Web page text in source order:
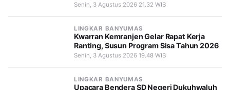
Senin, 3 Agustus 2026 21.32 WIB
LINGKAR BANYUMAS
Kwarran Kemranjen Gelar Rapat Kerja
Ranting, Susun Program Sisa Tahun 2026
Senin, 3 Agustus 2026 19.48 WIB
LINGKAR BANYUMAS
Upacara Bendera SD Negeri Dukuhwaluh